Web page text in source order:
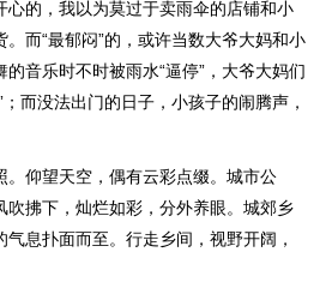
心的，我以为莫过于卖雨伞的店铺和小
而“最郁闷”的，或许当数大爷大妈和小
音乐时不时被雨水“逼停”，大爷大妈们
而没法出门的日子，小孩子的闹腾声，
。仰望天空，偶有云彩点缀。城市公
吹拂下，灿烂如彩，分外养眼。城郊乡
息扑面而至。行走乡间，视野开阔，